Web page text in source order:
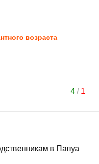
возраста
4/ 1
в Папуа